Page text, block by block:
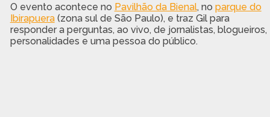
O evento acontece no Pavilhão da Bienal, no parque do
Ibirapuera(zona sul de São Paulo), e traz Gil para
responder a perguntas, ao vivo, de jornalistas, blogueiros,
personalidades e uma pessoa do público.